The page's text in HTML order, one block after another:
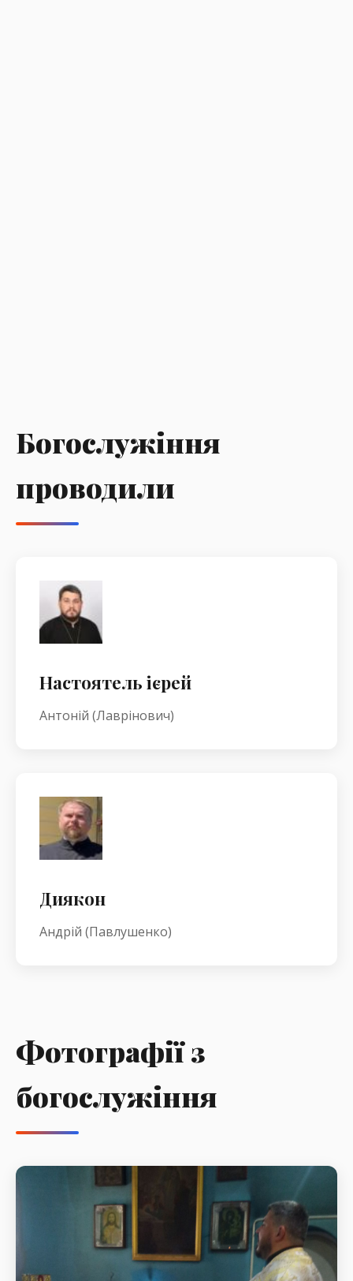
Богослужіння
проводили
Настоятель ієрей
Антоній (Лаврінович)
Диякон
Андрій (Павлушенко)
Фотографії з
богослужіння